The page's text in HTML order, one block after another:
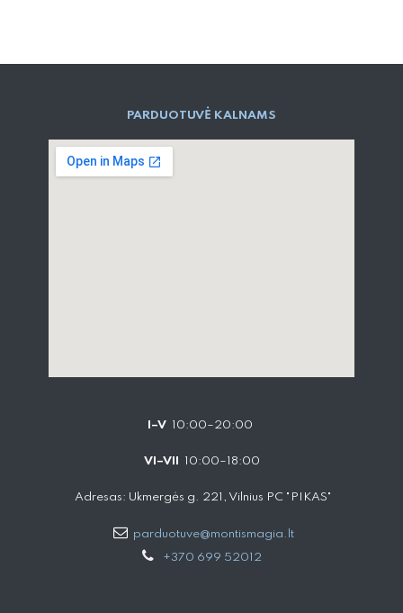
PARD​UOTUVĖ​ KALNAMS
I–V 10:00–20:00
VI–VII 10:00–18:00
Adresas: Ukmergės g. 221, Vilnius PC "PIKAS"
parduotuve@montismagia.lt
+370 699 52012